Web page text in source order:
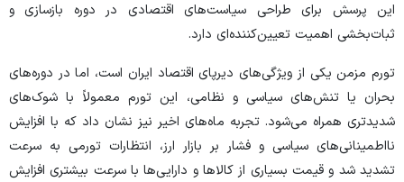
این پرسش برای طراحی سیاست‌های اقتصادی در دوره بازسازی و
ثبات‌بخشی اهمیت تعیین‌کننده‌ای دارد.
تورم مزمن یکی از ویژگی‌های دیرپای اقتصاد ایران است، اما در دوره‌های
بحران یا تنش‌های سیاسی و نظامی، این تورم معمولاً با شوک‌های
شدیدتری همراه می‌شود. تجربه ماه‌های اخیر نیز نشان داد که با افزایش
نااطمینانی‌های سیاسی و فشار بر بازار ارز، انتظارات تورمی به سرعت
تشدید شد و قیمت بسیاری از کالا‌ها و دارایی‌ها با سرعت بیشتری افزایش